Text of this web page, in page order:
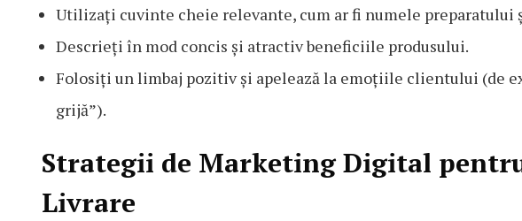
Utilizați cuvinte cheie relevante, cum ar fi numele
Descrieți în mod concis și atractiv beneficiile produsului.
Folosiți un limbaj pozitiv și apelează la emoțiile clientului (de
grijă”).
Strategii de Marketing Digital
Livrare